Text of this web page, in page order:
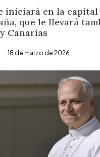
iniciará en la
que le llevará
Canarias
18 de marzo de 2026